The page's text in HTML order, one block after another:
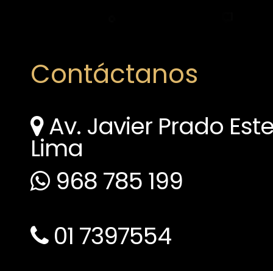
Contáctanos
Av. Javier Prado
Lima
968 785 199
01 7397554